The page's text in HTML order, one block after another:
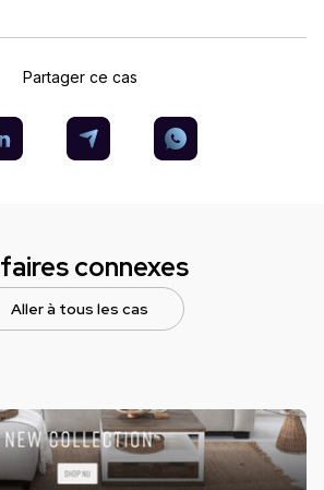
Partager ce cas
connexes
Aller à tous les cas